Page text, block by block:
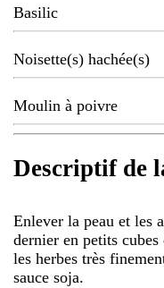
Basilic
Noisette(s) hachée(s)
Moulin à poivre
Descriptif de
Enlever la peau et les
dernier en petits
les herbes très
sauce soja.